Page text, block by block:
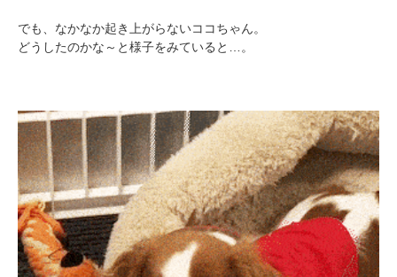
でも、なかなか起き上がらないココちゃん。
どうしたのかな～と様子をみていると…。